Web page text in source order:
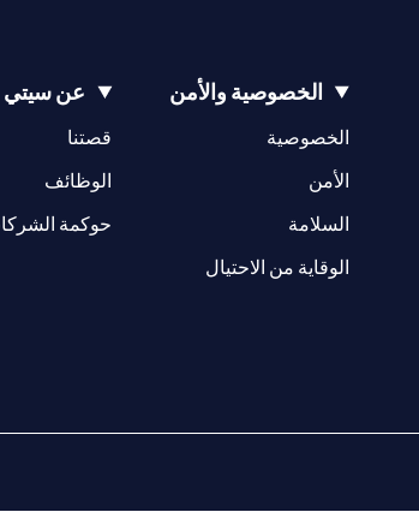
الخصوصية والأمن
الخصوصية
الأمن
السلامة
الوقاية من الاحتيال
عن سيتي
قصتنا
(opens in a new tab)
الوظائف
(opens in a new tab)
حوكمة